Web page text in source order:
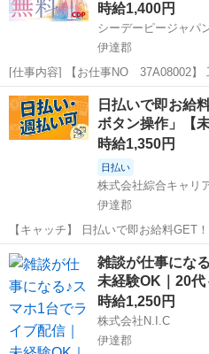
時給1,400円
シーデーピージャパ
伊達郡
[仕事内容] 【お仕事NO 37A08002】
でのマシンオペレーターや塗装・組立・運搬 自動車部品の
のお仕事です。 扱う製品は手のひらサイズの小型部品から、箱に入っ
た15kg程度の...
福島 伊達郡 工場
日払いで即お給
ボタン操作」【
時給1,350円
日払い
株式会社綜合キャリ
伊達郡
【キャッチ】 日払いで即お給料GET
作」【未経験スタート大歓迎♪】残業
時給1350円！ 【コメント】 製造のお仕事をお探しにおススメ♪ 「未経
験でも出来る仕事な...
福島 工場
雑談が仕事にな
未経験OK｜20
時給1,250円
株式会社N.I.C
伊達郡